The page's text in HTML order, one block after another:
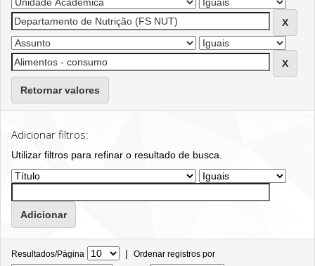
Retornar valores
Adicionar filtros:
Utilizar filtros para refinar o resultado de busca.
Resultados/Página | Ordenar registros por